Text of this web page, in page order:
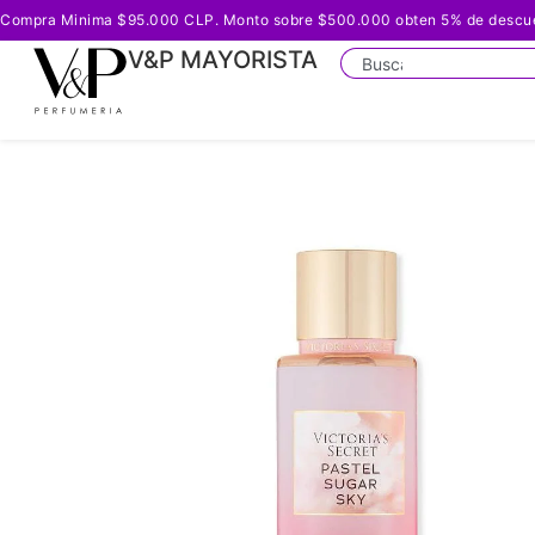
Compra Minima $95.000 CLP. Monto sobre $500.000 obten 5% de
V&P MAYORISTA